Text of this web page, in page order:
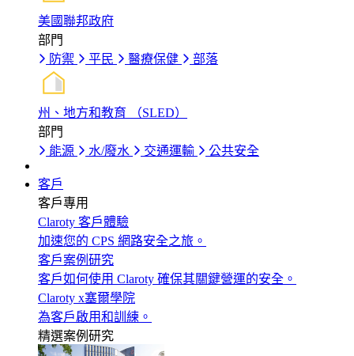
美國聯邦政府
部門
防禦
平民 醫療保健 部落
州、地方和教育 （SLED）
部門
能源
水/廢水 交通運輸 公共安全
客戶
客戶專用
Claroty 客戶體驗
加速您的 CPS 網路安全之旅。
客戶案例研究
客戶如何使用 Claroty 確保其關鍵營運的安全。
Claroty x塞爾學院
為客戶啟用和訓練。
精選案例研究